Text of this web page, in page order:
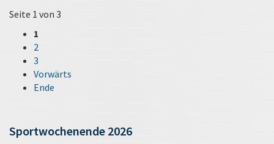
Seite 1 von 3
1
2
3
Vorwärts
Ende
Sportwochenende 2026